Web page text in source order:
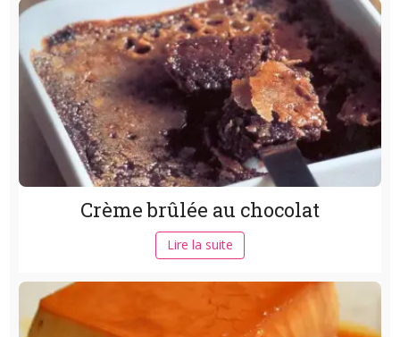
Crème brûlée au chocolat
Lire la suite